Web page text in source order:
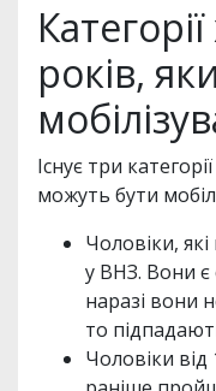
років,
Існує три
можуть бути
Чоловіки,
у ВНЗ. Вони є
наразі вони
то
Чоловіки від